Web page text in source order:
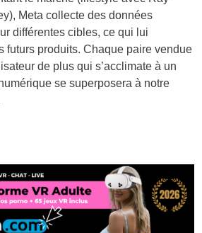
Meta collecte des données
différentes cibles, ce qui lui
futurs produits. Chaque paire vendue
de plus qui s’acclimate à un
se superposera à notre